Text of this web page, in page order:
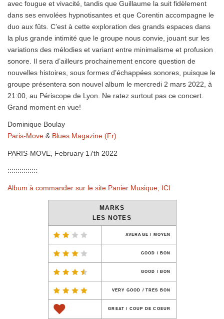
avec fougue et vivacité, tandis que Guillaume la suit fidèlement
dans ses envolées hypnotisantes et que Corentin accompagne le
duo aux fûts. C’est à cette exploration des grands espaces dans
la plus grande intimité que le groupe nous convie, jouant sur les
variations des mélodies et variant entre minimalisme et profusion
sonore. Il sera d’ailleurs prochainement encore question de
nouvelles histoires, sous formes d’échappées sonores, puisque le
groupe présentera son nouvel album le mercredi 2 mars 2022, à
21:00, au Périscope de Lyon. Ne ratez surtout pas ce concert.
Grand moment en vue!
Dominique Boulay
Paris-Move & Blues Magazine (Fr)
PARIS-MOVE, February 17th 2022
:::::::::::::::
Album à commander sur le site Panier Musique, ICI
MARKS
LES NOTES
AVERAGE / MOYEN
GOOD / BON
GOOD / BON
VERY GOOD / TRES BON
GREAT / COUP DE COEUR